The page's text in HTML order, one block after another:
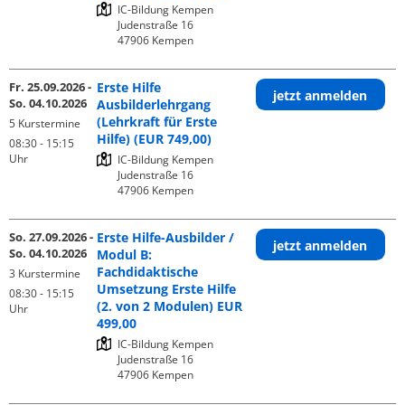
IC-Bildung Kempen
Judenstraße 16
Fr. 25.09.2026 -
So. 04.10.2026
5 Kurstermine
08:30 - 15:15
Uhr
Erste Hilfe
Ausbilderlehrgang
(Lehrkraft für Erste
Hilfe) (EUR 749,00)
IC-Bildung Kempen
Judenstraße 16
jetzt anmelden
So. 27.09.2026 -
So. 04.10.2026
3 Kurstermine
08:30 - 15:15
Uhr
Erste Hilfe-Ausbilder /
Modul B:
Fachdidaktische
Umsetzung Erste Hilfe
(2. von 2 Modulen) EUR
499,00
IC-Bildung Kempen
Judenstraße 16
jetzt anmelden